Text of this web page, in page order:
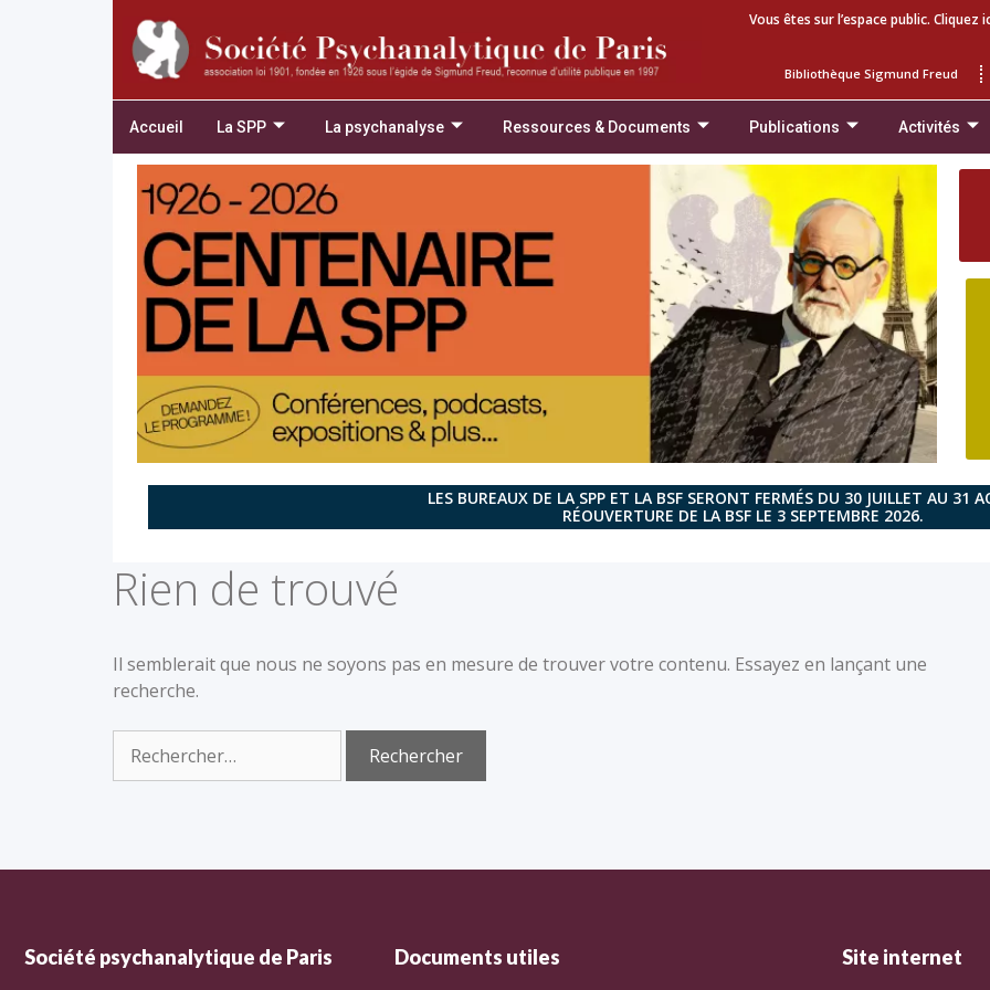
Vous êtes sur l’espace public.
Bibliothèque Sigmund Freud
Accueil La SPP La psychanalyse Ressources & Documents Publications Activités
LES BUREAUX DE LA SPP ET LA BSF SERONT FERMÉS DU 30 JUILLET AU 31
RÉOUVERTURE DE LA BSF LE 3 SEPTEMBRE 2026.
Rien de trouvé
Il semblerait que nous ne soyons pas en mesure de trouver votre contenu. Essayez en lançant une
recherche.
Société psychanalytique de Paris Documents utiles Site internet